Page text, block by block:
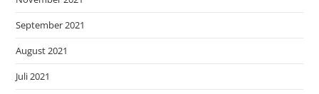
September 2021
August 2021
Juli 2021